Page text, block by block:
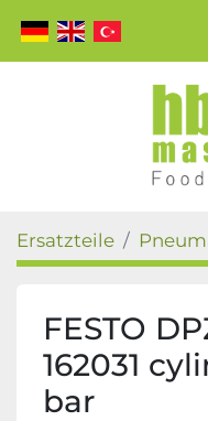
Ersatzteile
FESTO
162031
bar